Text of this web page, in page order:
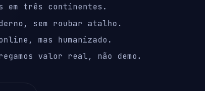
em três continentes.
sem roubar atalho.
mas humanizado.
valor real, não demo.